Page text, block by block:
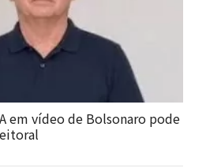
em vídeo de Bolsonaro pode